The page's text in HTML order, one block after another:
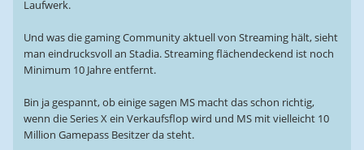
Laufwerk.
Und was die gaming Community aktuell von Streaming hält, sieht
man eindrucksvoll an Stadia. Streaming flächendeckend ist noch
Minimum 10 Jahre entfernt.
Bin ja gespannt, ob einige sagen MS macht das schon richtig,
wenn die Series X ein Verkaufsflop wird und MS mit vielleicht 10
Million Gamepass Besitzer da steht.